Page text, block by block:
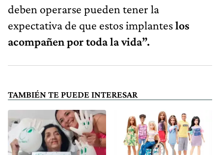
deben operarse pueden tener la
expectativa de que estos implanteslos
acompañen por toda la vida”.
TAMBIÉN TE PUEDE INTERESAR